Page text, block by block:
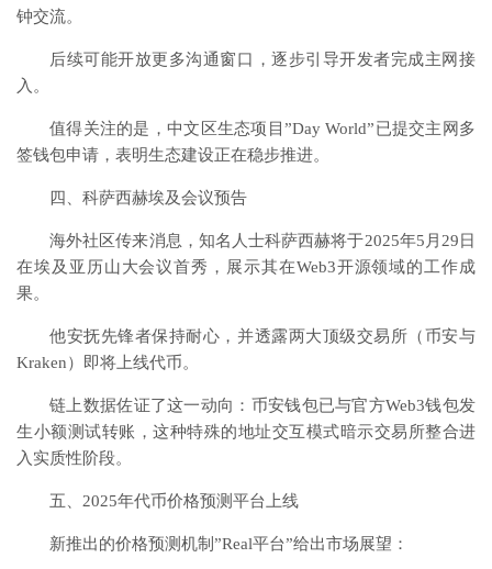
钟交流。
后续可能开放更多沟通窗口，逐步引导开发者完成主网接
入。
值得关注的是，中文区生态项目”Day World”已提交主网多
签钱包申请，表明生态建设正在稳步推进。
四、科萨西赫埃及会议预告
海外社区传来消息，知名人士科萨西赫将于2025年5月29日
在埃及亚历山大会议首秀，展示其在Web3开源领域的工作成
果。
他安抚先锋者保持耐心，并透露两大顶级交易所（币安与
Kraken）即将上线代币。
链上数据佐证了这一动向：币安钱包已与官方Web3钱包发
生小额测试转账，这种特殊的地址交互模式暗示交易所整合进
入实质性阶段。
五、2025年代币价格预测平台上线
新推出的价格预测机制”Real平台”给出市场展望：